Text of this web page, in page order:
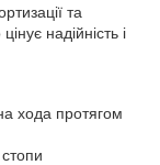
та
надійність і
хода протягом